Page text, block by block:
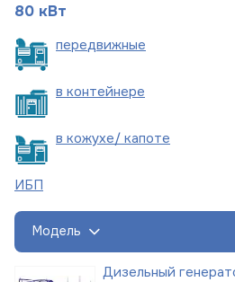
80 кВт
передвижные
в контейнере
в кожухе/ капоте
ИБП
Модель
Дизельный